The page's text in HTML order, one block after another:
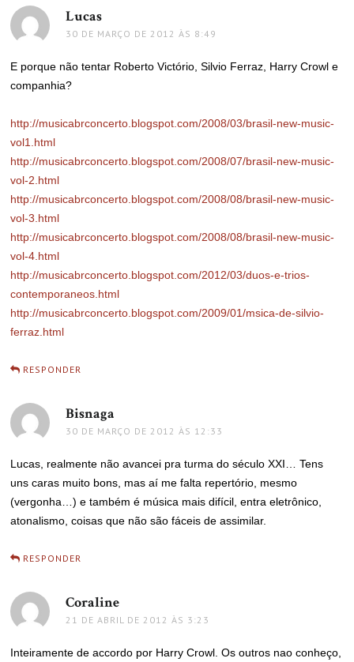
Lucas
30 DE MARÇO DE 2012 ÀS 8:49
E porque não tentar Roberto Victório, Silvio Ferraz, Harry Crowl e
companhia?
http://musicabrconcerto.blogspot.com/2008/03/brasil-new-music-
vol1.html
http://musicabrconcerto.blogspot.com/2008/07/brasil-new-music-
vol-2.html
http://musicabrconcerto.blogspot.com/2008/08/brasil-new-music-
vol-3.html
http://musicabrconcerto.blogspot.com/2008/08/brasil-new-music-
vol-4.html
http://musicabrconcerto.blogspot.com/2012/03/duos-e-trios-
contemporaneos.html
http://musicabrconcerto.blogspot.com/2009/01/msica-de-silvio-
ferraz.html
RESPONDER
Bisnaga
30 DE MARÇO DE 2012 ÀS 12:33
Lucas, realmente não avancei pra turma do século XXI… Tens
uns caras muito bons, mas aí me falta repertório, mesmo
(vergonha…) e também é música mais difícil, entra eletrônico,
atonalismo, coisas que não são fáceis de assimilar.
RESPONDER
Coraline
21 DE ABRIL DE 2012 ÀS 3:23
Inteiramente de accordo por Harry Crowl. Os outros nao conheço,